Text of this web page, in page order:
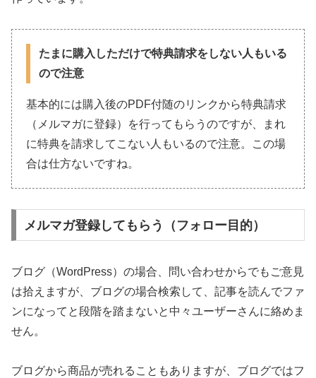
たまに購入しただけで特典請求をしない人もいる
ので注意
基本的には購入後のPDF付随のリンクから特典請求
（メルマガに登録）を行ってもらうのですが、まれ
に特典を請求してこない人もいるので注意。この場
合は仕方ないですね。
メルマガ登録してもらう（フォロー目的）
ブログ（WordPress）の場合、問い合わせからでもご意見
は拾えますが、ブログの場合検索して、記事を読んでファ
ンになってと段階を踏まないと中々ユーザーさんに絡めま
せん。
ブログから商品が売れることもありますが、ブログではフ